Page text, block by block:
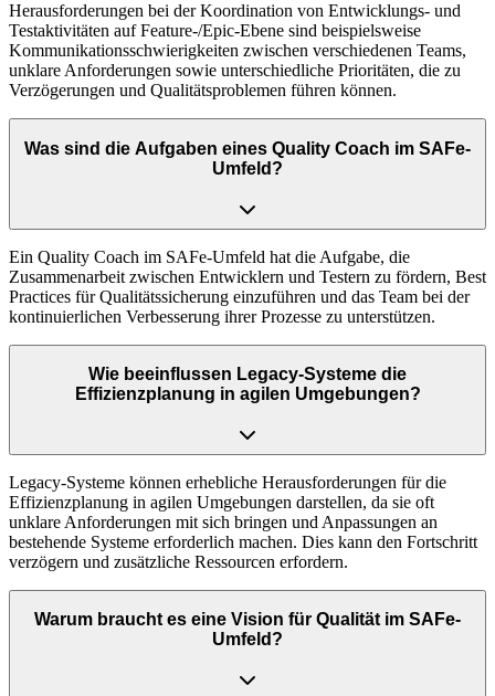
Herausforderungen bei der Koordination von Entwicklungs- und
Testaktivitäten auf Feature-/Epic-Ebene sind beispielsweise
Kommunikationsschwierigkeiten zwischen verschiedenen Teams,
unklare Anforderungen sowie unterschiedliche Prioritäten, die zu
Verzögerungen und Qualitätsproblemen führen können.
Was sind die Aufgaben eines Quality Coach im SAFe-
Umfeld?
Ein Quality Coach im SAFe-Umfeld hat die Aufgabe, die
Zusammenarbeit zwischen Entwicklern und Testern zu fördern, Best
Practices für Qualitätssicherung einzuführen und das Team bei der
kontinuierlichen Verbesserung ihrer Prozesse zu unterstützen.
Wie beeinflussen Legacy-Systeme die
Effizienzplanung in agilen Umgebungen?
Legacy-Systeme können erhebliche Herausforderungen für die
Effizienzplanung in agilen Umgebungen darstellen, da sie oft
unklare Anforderungen mit sich bringen und Anpassungen an
bestehende Systeme erforderlich machen. Dies kann den Fortschritt
verzögern und zusätzliche Ressourcen erfordern.
Warum braucht es eine Vision für Qualität im SAFe-
Umfeld?